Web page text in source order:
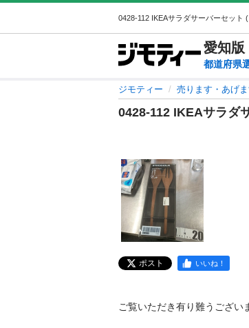
愛知版
都道府県
ジモティー 売ります・あげ
0428-112 IKEAサラダ
ポスト いいね！
ご覧いただき有り難うござい